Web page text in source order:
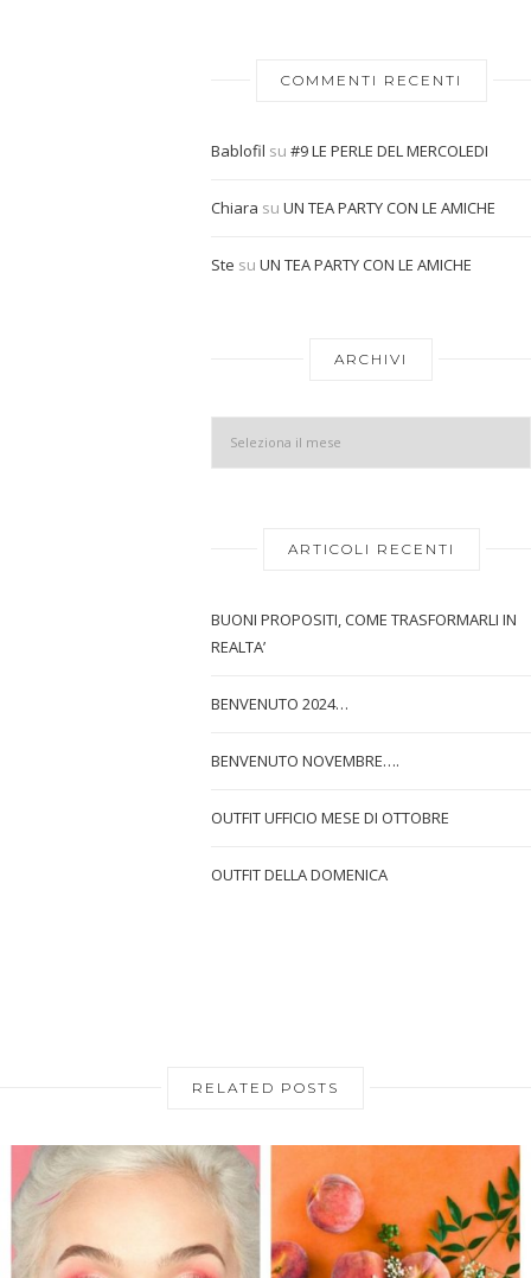
COMMENTI RECENTI
Bablofil su #9 LE PERLE DEL MERCOLEDI
Chiara su UN TEA PARTY CON LE AMICHE
Ste su UN TEA PARTY CON LE AMICHE
ARCHIVI
ARTICOLI RECENTI
BUONI PROPOSITI, COME TRASFORMARLI IN
REALTA’
BENVENUTO 2024…
BENVENUTO NOVEMBRE….
OUTFIT UFFICIO MESE DI OTTOBRE
OUTFIT DELLA DOMENICA
RELATED POSTS